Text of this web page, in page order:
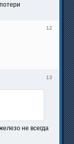
12
13
не всегда